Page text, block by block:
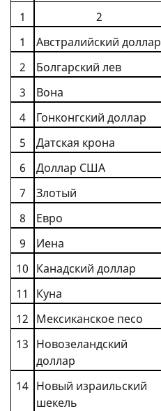
1
2
1
Австралийский доллар
2
Болгарский лев
3
Вона
4
Гонконгский доллар
5
Датская крона
6
Доллар США
7
Злотый
8
Евро
9
Иена
10 Канадский доллар
11
Куна
12 Мексиканское песо
13 Новозеландский
доллар
14 Новый израильский
шекель